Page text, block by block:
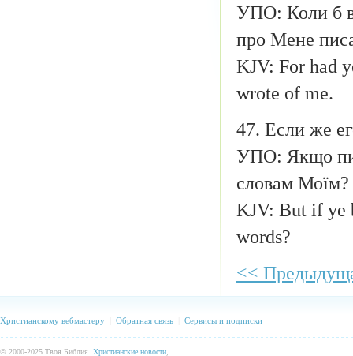
УПО: Коли б
про Мене
KJV: For had
wrote of me.
47. Если же
УПО: Якщо
словам Моїм?
KJV: But if ye
words?
<<
Христианскому вебмастеру Обратная связь Сервисы и подписки
© 2000-2025 Твоя Библия. Христианские новости